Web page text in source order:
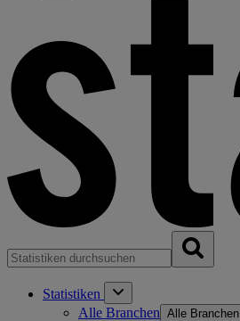
Statistiken
Alle Branchen Alle Branchen